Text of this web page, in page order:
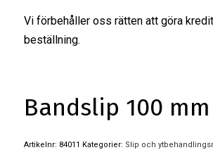
Vi förbehåller oss rätten att göra
beställning.
Bandslip 100 mm
Artikelnr: 84011 Kategorier: Slip och